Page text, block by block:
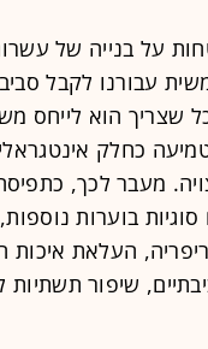
על בנייה של
עבורנו לקבל
כל שצריך הוא לייחס
כחלק
מעבר לכך,
בוערות נוספות,
העלאת איכות
שיפור תשתיות